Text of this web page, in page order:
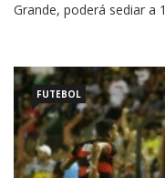
Grande, poderá sediar a
FUTEBOL